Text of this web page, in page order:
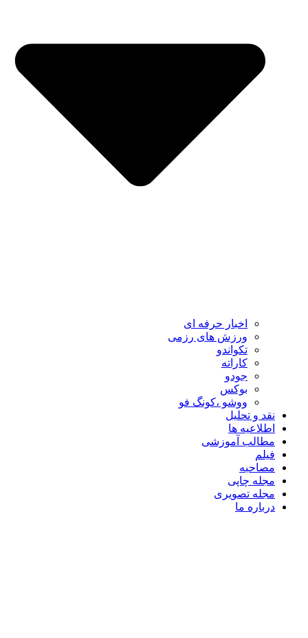
اخبار حرفه ای
ورزش های رزمی
تکواندو
کاراته
جودو
بوکس
ووشو ،کونگ فو
نقد و تحلیل
اطلاعیه ها
مطالب آموزشی
فیلم
مصاحبه
مجله چاپی
مجله تصویری
درباره ما